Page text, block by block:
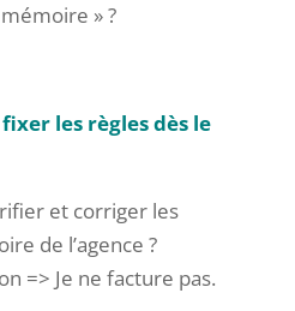
» ?
les règles dès le
et corriger les
de l’agence ?
=> Je ne facture pas.